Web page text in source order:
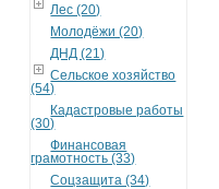
Лес (20)
Молодёжи (20)
ДНД (21)
Сельское хозяйство
(54)
Кадастровые работы
(30)
Финансовая
грамотность (33)
Соцзащита (34)